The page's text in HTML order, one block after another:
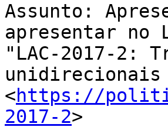
Assunto:
apresentar no
"LAC-2017-2:
unidirecionais
<https://
2017-2>